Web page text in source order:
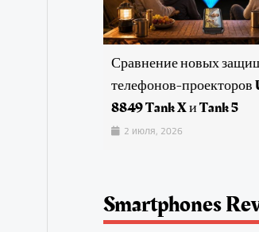
Сравнение новых
телефонов-проекторов
8849 Tank X и Tank 5
2 июля, 2026
Smartphones